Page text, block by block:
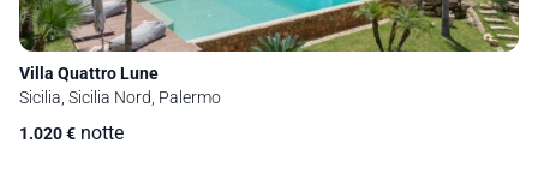
Villa Quattro Lune
Sicilia, Sicilia Nord, Palermo
1.020€ notte